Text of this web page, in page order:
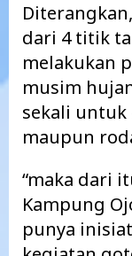
dari 4 titik
melakukan
musim
sekali
maupun
“maka dari
Kampung
punya